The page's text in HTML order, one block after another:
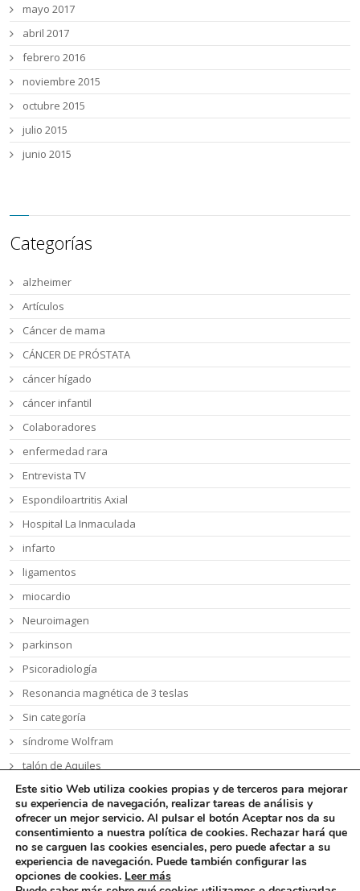
mayo 2017
abril 2017
febrero 2016
noviembre 2015
octubre 2015
julio 2015
junio 2015
Categorías
alzheimer
Artículos
Cáncer de mama
CÁNCER DE PRÓSTATA
cáncer hígado
cáncer infantil
Colaboradores
enfermedad rara
Entrevista TV
Espondiloartritis Axial
Hospital La Inmaculada
infarto
ligamentos
miocardio
Neuroimagen
parkinson
Psicoradiología
Resonancia magnética de 3 teslas
Sin categoría
síndrome Wolfram
talón de Aquiles
tumor cerebral
Este sitio Web utiliza cookies propias y de terceros para mejorar
su experiencia de navegación, realizar tareas de análisis y
ofrecer un mejor servicio. Al pulsar el botón Aceptar nos da su
consentimiento a nuestra política de cookies. Rechazar hará que
no se carguen las cookies esenciales, pero puede afectar a su
experiencia de navegación. Puede también configurar las
opciones de cookies. Leer más